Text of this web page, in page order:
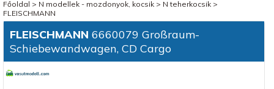
Főoldal > N modellek - mozdonyok, kocsik> N teherkocsik>
FLEISCHMANN
FLEISCHMANN 6660079 Großraum-
Schiebewandwagen, CD Cargo